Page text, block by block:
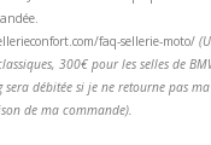
faq-sellerie-moto/
300€ pour les selles de
sera débitée si je ne retourne pas
de ma commande).